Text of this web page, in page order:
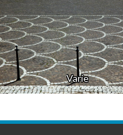
Varie